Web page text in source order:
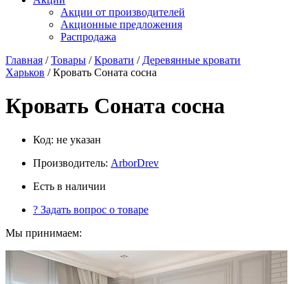
Акции от производителей
Акционные предложения
Распродажа
Главная /Товары /Кровати / Деревянные кровати
Харьков / Кровать Соната сосна
Кровать Соната сосна
Код: не указан
Производитель: ArborDrev
Есть в наличии
? Задать вопрос о товаре
Мы принимаем: